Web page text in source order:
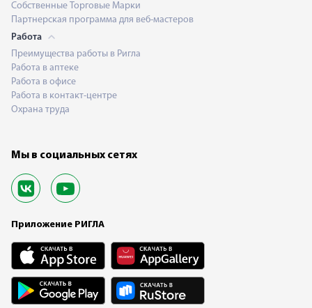
Собственные Торговые Марки
Партнерская программа для веб-мастеров
Работа
Преимущества работы в Ригла
Работа в аптеке
Работа в офисе
Работа в контакт-центре
Охрана труда
Мы в социальных сетях
Приложение РИГЛА